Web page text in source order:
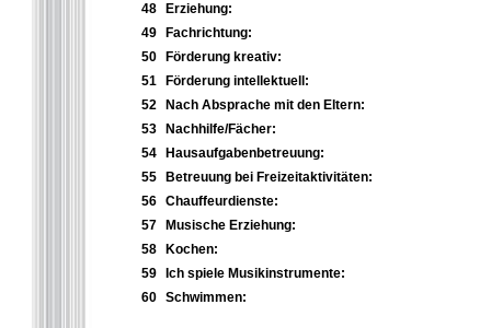
48
Erziehung:
49
Fachrichtung:
50
Förderung kreativ:
51
Förderung intellektuell:
52
Nach Absprache mit den Eltern:
53
Nachhilfe/Fächer:
54
Hausaufgabenbetreuung:
55
Betreuung bei Freizeitaktivitäten:
56 Chauffeurdienste:
57
Musische Erziehung:
58
Kochen:
59
Ich spiele Musikinstrumente:
60 Schwimmen: